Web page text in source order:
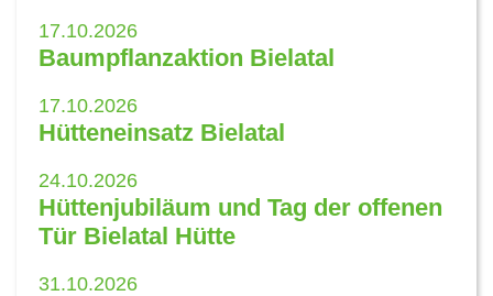
17.10.2026
Baumpflanzaktion Bielatal
17.10.2026
Hütteneinsatz Bielatal
24.10.2026
Hüttenjubiläum und Tag der offenen
Tür Bielatal Hütte
31.10.2026